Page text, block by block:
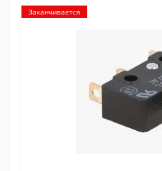
Заканчивается